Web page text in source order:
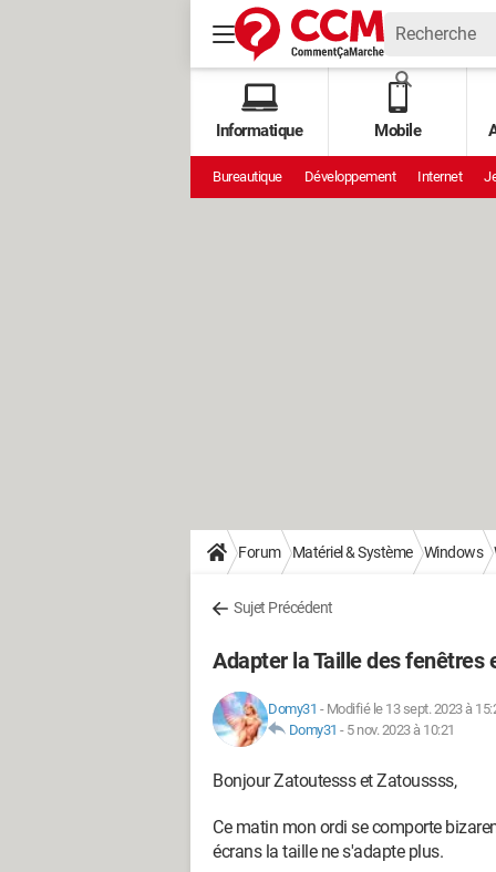
Informatique Mobile
Bureautique Développement Internet
Forum Matériel & Système Windows
Sujet Précédent
Adapter la Taille des fenêtres
Domy31 - Modifié le 13 sept. 2023 à
Domy31 - 5 nov. 2023 à 10:21
Bonjour Zatoutesss et Zatoussss,
Ce matin mon ordi se comporte
écrans la taille ne s'adapte plus.